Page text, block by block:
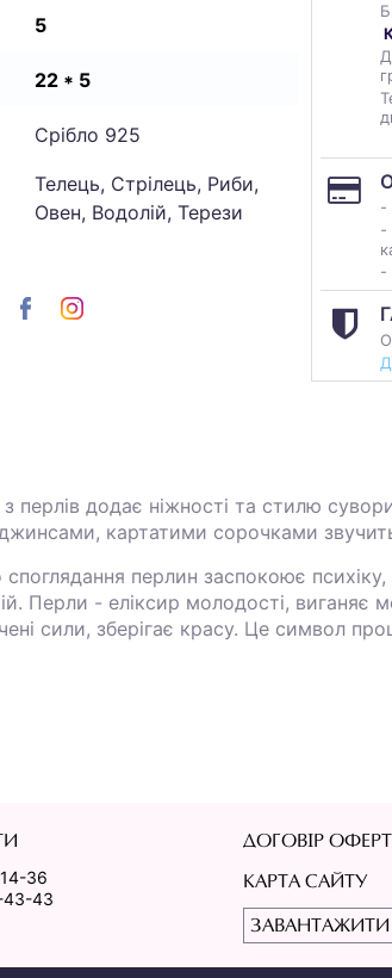
5
22 * 5
Срібло 925
Телець, Стрілець, Риби,
Овен, Водолій, Терези
-
-
-
перлів додає ніжності та стилю
картатими сорочками
перлин заспокоює
Перли - еліксир молодості, виганяє
сили, зберігає красу. Це символ
36
43-43
ДОГОВІР
КАРТА САЙТУ
ЗАВАНТАЖИТИ